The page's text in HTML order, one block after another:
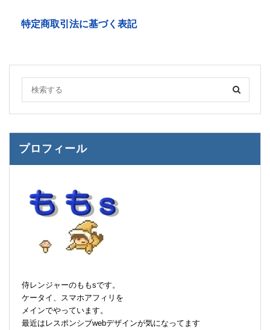
特定商取引法に基づく表記
プロフィール
侍レンジャーのももsです。
ケータイ、スマホアフィリを
メインでやっています。
最近はレスポンシブwebデザインが気になってます